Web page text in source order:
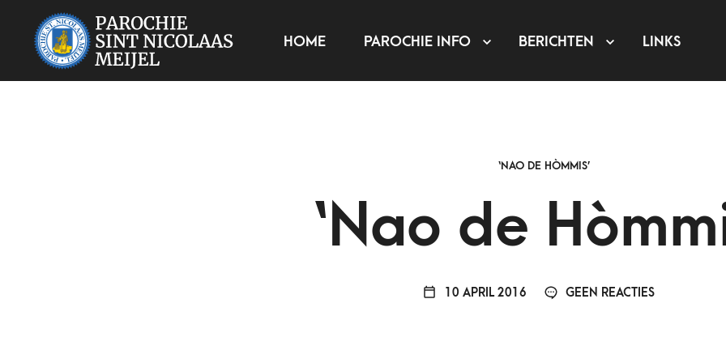
HOME PAROCHIE INFO BERICHTEN LINKS
‘NAO DE HÒMMIS’
‘Nao de
10 APRIL 2016 GEEN REACTIES